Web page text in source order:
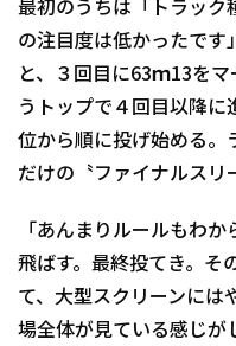
最初のうちは「トラック
の注目度は低かったです
と、３回目に63ｍ13を
うトップで４回目以降に
位から順に投げ始める。
だけの〝ファイナルスリ
「あんまりルールもわ
飛ばす。最終投てき。そ
て、大型スクリーンには
場全体が見ている感じが